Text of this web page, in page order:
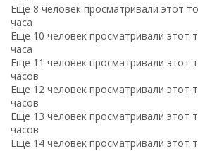
Еще 8 человек просматривали этот
часа
Еще 10 человек просматривали этот
часа
Еще 11 человек просматривали этот
часов
Еще 12 человек просматривали этот
часов
Еще 13 человек просматривали этот
часов
Еще 14 человек просматривали этот